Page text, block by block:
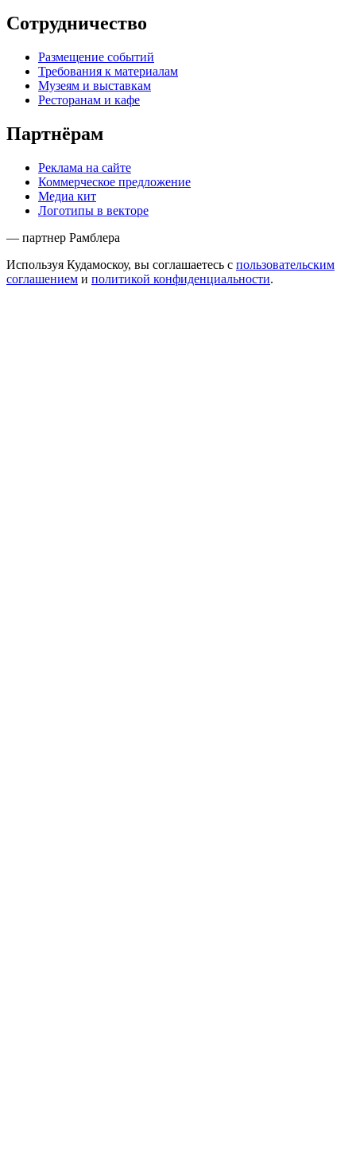
Сотрудничество
Размещение событий
Требования к материалам
Музеям и выставкам
Ресторанам и кафе
Партнёрам
Реклама на сайте
Коммерческое предложение
Медиа кит
Логотипы в векторе
— партнер Рамблера
Используя Кудамоскоу, вы соглашаетесь с пользовательским
соглашением и политикой конфиденциальности.